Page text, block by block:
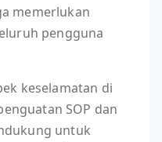
memerlukan
pengguna
keselamatan di
SOP dan
untuk